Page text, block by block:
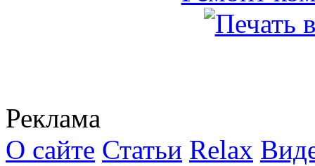
Реклама
О сайте Статьи Relax